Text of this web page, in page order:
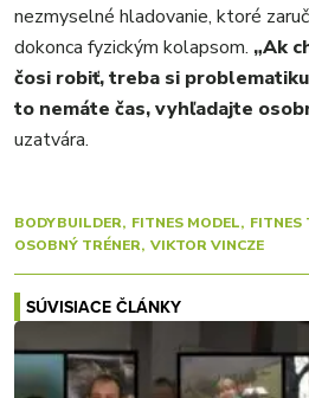
nezmyselné hladovanie, ktoré
dokonca fyzickým kolapsom. „Ak
čosi robiť, treba si
to nemáte čas, vyhľadajte
uzatvára.
BODYBUILDER FITNES MODEL FITNES
OSOBNÝ TRÉNER VIKTOR VINCZE
SÚVISIACE ČLÁNKY